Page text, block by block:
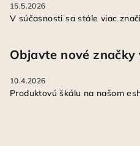
15.5.2026
V súčasnosti sa stále viac
Objavte nové značky
10.4.2026
Produktovú škálu na našom